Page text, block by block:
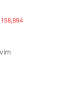
158,894